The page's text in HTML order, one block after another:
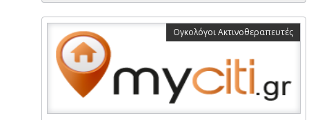
Ογκολόγοι Ακτινοθεραπευτές